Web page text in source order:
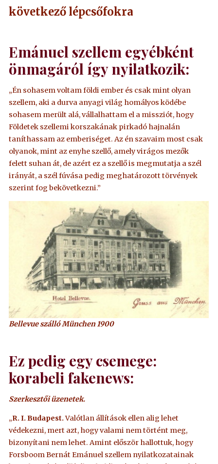
következő lépcsőfokra
Emánuel szellem egyébként
önmagáról így nyilatkozik:
„Én sohasem voltam földi ember és csak mint olyan
szellem, aki a durva anyagi világ homályos ködébe
sohasem merült alá, vállalhattam el a missziót, hogy
Földetek szellemi korszakának pirkadó hajnalán
taníthassam az emberiséget. Az én szavaim most csak
olyanok, mint az enyhe szellő, amely virágos mezők
felett suhan át, de azért ez a szellő is megmutatja a szél
irányát, a szél fúvása pedig meghatározott törvények
szerint fog bekövetkezni.”
Bellevue szálló München 1900
Ez pedig egy csemege:
korabeli fakenews:
Szerkesztői üzenetek.
„R. I. Budapest.Valótlan állítások ellen alig lehet
védekezni, mert azt, hogy valami nem történt meg,
bizonyítani nem lehet. Amint először hallottuk, hogy
Forsboom Bernát Emánuel szellem nyilatkozatainak